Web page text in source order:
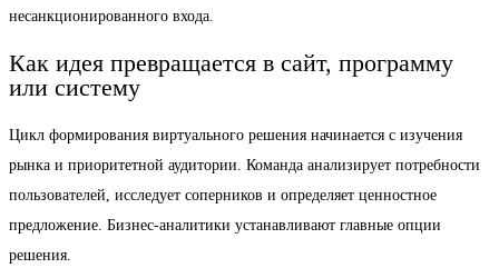
несанкционированного входа.
Как идея превращается в сайт, программу
или систему
Цикл формирования виртуального решения начинается с изучения
рынка и приоритетной аудитории. Команда анализирует потребности
пользователей, исследует соперников и определяет ценностное
предложение. Бизнес-аналитики устанавливают главные опции
решения.